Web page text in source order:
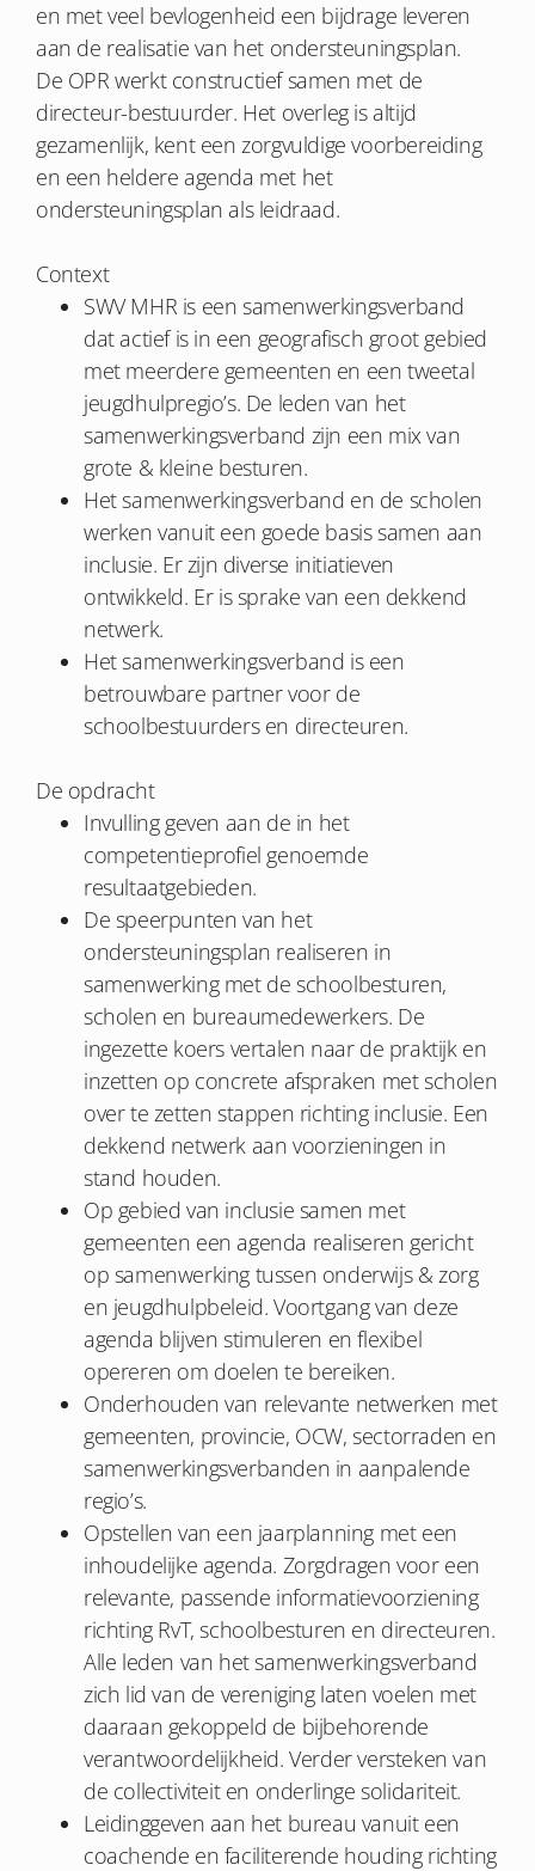
en met veel bevlogenheid een bijdrage leveren
aan de realisatie van het ondersteuningsplan.
De OPR werkt constructief samen met de
directeur-bestuurder. Het overleg is altijd
gezamenlijk, kent een zorgvuldige voorbereiding
en een heldere agenda met het
ondersteuningsplan als leidraad.
Context
SWV MHR is een samenwerkingsverband
dat actief is in een geografisch groot gebied
met meerdere gemeenten en een tweetal
jeugdhulpregio’s. De leden van het
samenwerkingsverband zijn een mix van
grote & kleine besturen.
Het samenwerkingsverband en de scholen
werken vanuit een goede basis samen aan
inclusie. Er zijn diverse initiatieven
ontwikkeld. Er is sprake van een dekkend
netwerk.
Het samenwerkingsverband is een
betrouwbare partner voor de
schoolbestuurders en directeuren.
De opdracht
Invulling geven aan de in het
competentieprofiel genoemde
resultaatgebieden.
De speerpunten van het
ondersteuningsplan realiseren in
samenwerking met de schoolbesturen,
scholen en bureaumedewerkers. De
ingezette koers vertalen naar de praktijk en
inzetten op concrete afspraken met scholen
over te zetten stappen richting inclusie. Een
dekkend netwerk aan voorzieningen in
stand houden.
Op gebied van inclusie samen met
gemeenten een agenda realiseren gericht
op samenwerking tussen onderwijs & zorg
en jeugdhulpbeleid. Voortgang van deze
agenda blijven stimuleren en flexibel
opereren om doelen te bereiken.
Onderhouden van relevante netwerken met
gemeenten, provincie, OCW, sectorraden en
samenwerkingsverbanden in aanpalende
regio’s.
Opstellen van een jaarplanning met een
inhoudelijke agenda. Zorgdragen voor een
relevante, passende informatievoorziening
richting RvT, schoolbesturen en directeuren.
Alle leden van het samenwerkingsverband
zich lid van de vereniging laten voelen met
daaraan gekoppeld de bijbehorende
verantwoordelijkheid. Verder versteken van
de collectiviteit en onderlinge solidariteit.
Leidinggeven aan het bureau vanuit een
coachende en faciliterende houding richting